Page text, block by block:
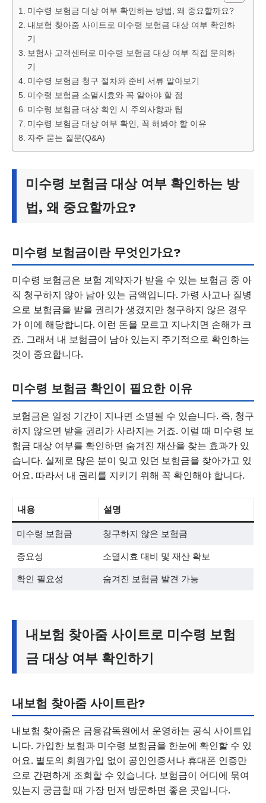
미수령 보험금 대상 여부 확인하는 방법, 왜 중요할까요?
내보험 찾아줌 사이트로 미수령 보험금 대상 여부 확인하
기
보험사 고객센터로 미수령 보험금 대상 여부 직접 문의하
기
미수령 보험금 청구 절차와 준비 서류 알아보기
미수령 보험금 소멸시효와 꼭 알아야 할 점
미수령 보험금 대상 확인 시 주의사항과 팁
미수령 보험금 대상 여부 확인, 꼭 해봐야 할 이유
자주 묻는 질문(Q&A)
미수령 보험금 대상 여부 확인하는 방
법, 왜 중요할까요?
미수령 보험금이란 무엇인가요?
미수령 보험금은 보험 계약자가 받을 수 있는 보험금 중 아
직 청구하지 않아 남아 있는 금액입니다. 가령 사고나 질병
으로 보험금을 받을 권리가 생겼지만 청구하지 않은 경우
가 이에 해당합니다. 이런 돈을 모르고 지나치면 손해가 크
죠. 그래서 내 보험금이 남아 있는지 주기적으로 확인하는
것이 중요합니다.
미수령 보험금 확인이 필요한 이유
보험금은 일정 기간이 지나면 소멸될 수 있습니다. 즉, 청구
하지 않으면 받을 권리가 사라지는 거죠. 이럴 때 미수령 보
험금 대상 여부를 확인하면 숨겨진 재산을 찾는 효과가 있
습니다. 실제로 많은 분이 잊고 있던 보험금을 찾아가고 있
어요. 따라서 내 권리를 지키기 위해 꼭 확인해야 합니다.
내용 설명
미수령 보험금 청구하지 않은 보험금
중요성 소멸시효 대비 및 재산 확보
확인 필요성 숨겨진 보험금 발견 가능
내보험 찾아줌 사이트로 미수령 보험
금 대상 여부 확인하기
내보험 찾아줌 사이트란?
내보험 찾아줌은 금융감독원에서 운영하는 공식 사이트입
니다. 가입한 보험과 미수령 보험금을 한눈에 확인할 수 있
어요. 별도의 회원가입 없이 공인인증서나 휴대폰 인증만
으로 간편하게 조회할 수 있습니다. 보험금이 어디에 묶여
있는지 궁금할 때 가장 먼저 방문하면 좋은 곳입니다.